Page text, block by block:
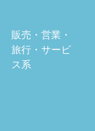
販売・営業・
旅行・サービ
ス系